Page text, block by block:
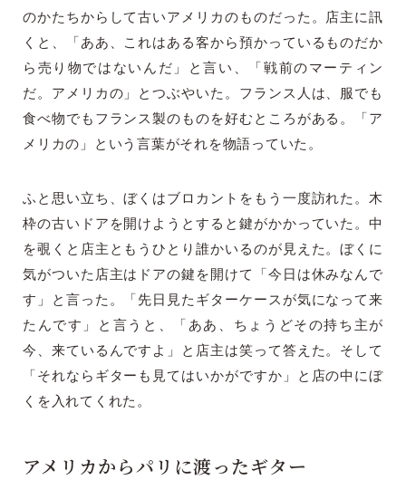
のかたちからして古いアメリカのものだった。店主に訊
くと、「ああ、これはある客から預かっているものだか
ら売り物ではないんだ」と言い、「戦前のマーティン
だ。アメリカの」とつぶやいた。フランス人は、服でも
食べ物でもフランス製のものを好むところがある。「ア
メリカの」という言葉がそれを物語っていた。
ふと思い立ち、ぼくはブロカントをもう一度訪れた。木
枠の古いドアを開けようとすると鍵がかかっていた。中
を覗くと店主ともうひとり誰かいるのが見えた。ぼくに
気がついた店主はドアの鍵を開けて「今日は休みなんで
す」と言った。「先日見たギターケースが気になって来
たんです」と言うと、「ああ、ちょうどその持ち主が
今、来ているんですよ」と店主は笑って答えた。そして
「それならギターも見てはいかがですか」と店の中にぼ
くを入れてくれた。
アメリカからパリに渡ったギター